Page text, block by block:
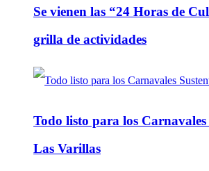
Se vienen las “24 Horas de
grilla de actividades
Todo listo para los Carnavales
Las Varillas